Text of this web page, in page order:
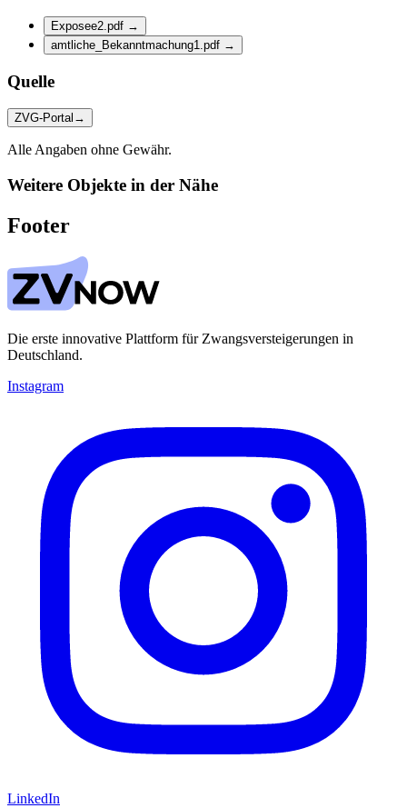
Exposee2.pdf →
amtliche_Bekanntmachung1.pdf →
Quelle
ZVG-Portal →
Alle Angaben ohne Gewähr.
Weitere Objekte in der Nähe
Footer
Die erste innovative Plattform für Zwangsversteigerungen in
Deutschland.
Instagram
LinkedIn